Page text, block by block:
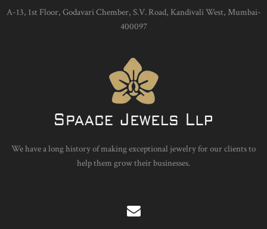
A-13, 1st Floor, Godavari Chember, S.V. Road, Kandivali West, Mumbai-
400097
We have a long history of making exceptional jewelry for our clients to
help them grow their businesses.